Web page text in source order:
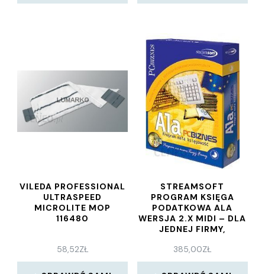
VILEDA PROFESSIONAL
ULTRASPEED
MICROLITE MOP
116480
58,52ZŁ
STREAMSOFT
PROGRAM KSIĘGA
PODATKOWA ALA
WERSJA 2.X MIDI – DLA
JEDNEJ FIRMY,
WŁAŚCICIELA, Z VAT-
EM
385,00ZŁ